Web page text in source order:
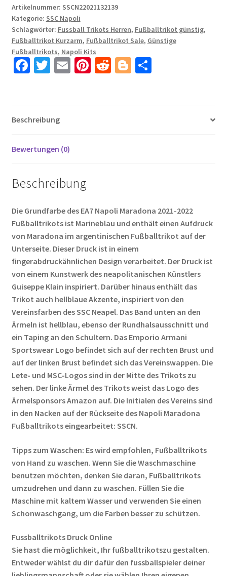
2021-
2022
Marineblau
mit
Aufdruck
Maradona
Artikelnummer: SSCN22021132139
Kategorie: SSC Napoli
Schlagwörter: Fussball Trikots Herren, Fußballtrikot günstig,
Fußballtrikot Kurzarm, Fußballtrikot Sale, Günstige
Fußballtrikots, Napoli Kits
Fa
o
k
T
er
E Pi R Bl T
Beschreibung
Bewertungen (0)
Beschreibung
Die Grundfarbe des EA7 Napoli Maradona 2021-2022
Fußballtrikots ist Marineblau und enthält einen Aufdruck
von Maradona im argentinischen Fußballtrikot auf der
Unterseite. Dieser Druck ist in einem
fingerabdruckähnlichen Design verarbeitet. Der Druck ist
von einem Kunstwerk des neapolitanischen Künstlers
Guiseppe Klain inspiriert. Darüber hinaus enthält das
Trikot auch hellblaue Akzente, inspiriert von den
Vereinsfarben des SSC Neapel. Das Band unten an den
Ärmeln ist hellblau, ebenso der Rundhalsausschnitt und
ein Taping an den Schultern. Das Emporio Armani
Sportswear Logo befindet sich auf der rechten Brust und
auf der linken Brust befindet sich das Vereinswappen. Die
Lete- und MSC-Logos sind in der Mitte des Trikots zu
sehen. Der linke Ärmel des Trikots weist das Logo des
Ärmelsponsors Amazon auf. Die Initialen des Vereins sind
in den Nacken auf der Rückseite des Napoli Maradona
Fußballtrikots eingearbeitet: SSCN.
Tipps zum Waschen: Es wird empfohlen, Fußballtrikots
von Hand zu waschen. Wenn Sie die Waschmaschine
benutzen möchten, denken Sie daran, Fußballtrikots
umzudrehen und dann zu waschen. Füllen Sie die
Maschine mit kaltem Wasser und verwenden Sie einen
Schonwaschgang, um die Farben besser zu schützen.
Fussballtrikots Druck Online
Sie hast die möglichkeit, Ihr fußballtrikotszu gestalten.
Entweder wählst du dir dafür den fussballspieler deiner